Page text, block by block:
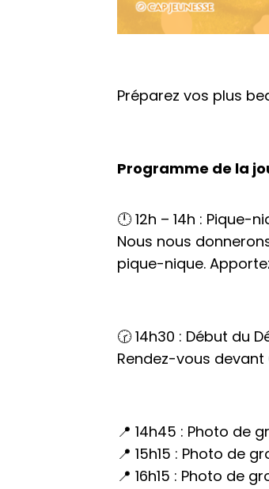
Préparez vos plus
Programme de la
🕛 12h – 14h : Pique-
Nous nous
pique-nique.
🕝 14h30 : Début du
Rendez-vous
📍 14h45 : Photo de
📍 15h15 : Photo de
📍 16h15 : Photo de